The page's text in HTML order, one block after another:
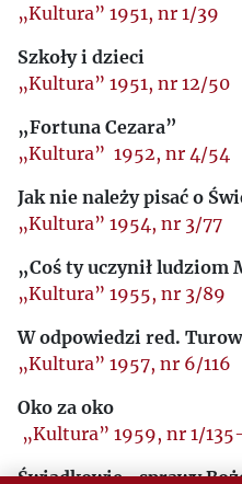
„Kultura” 1951, nr 1/39
Szkoły i dzieci
„Kultura” 1951, nr 12/50
„Fortuna Cezara”
„Kultura” 1952, nr 4/54
Jak nie należy pisać o
„Kultura” 1954, nr 3/77
„Coś ty uczynił ludziom
„Kultura” 1955, nr 3/89
W odpowiedzi red.
„Kultura” 1957, nr 6/116
Oko za oko
„Kultura” 1959, nr 1/
Świadkowie „sprawy